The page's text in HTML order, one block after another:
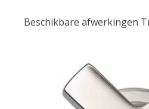
Beschikbare afwerkingen